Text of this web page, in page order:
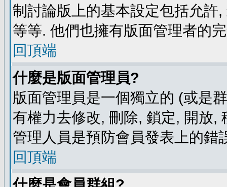
制討論版上的基本設定包括允許
等等. 他們也擁有版面管理者的
回頂端
什麼是版面管理員?
版面管理員是一個獨立的 (或是
有權力去修改, 刪除, 鎖定, 開放,
管理人員是預防會員發表上的錯
回頂端